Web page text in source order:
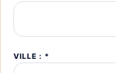
VILLE : *